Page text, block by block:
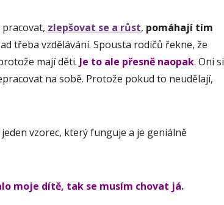
zlepšovat se a růst, pomáhají tím
třeba vzdělávání. Spousta rodičů řekne, že
mají děti. Je to ale přesně naopak. Oni si
na sobě. Protože pokud to neudělají,
vzorec, který funguje a je geniálně
moje dítě, tak se musím chovat já.